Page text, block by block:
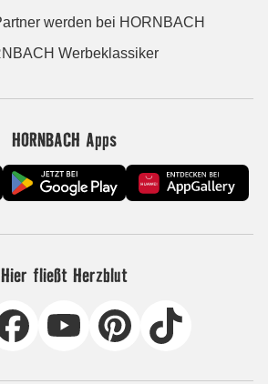
werden bei HORNBACH
Werbeklassiker
HORNBACH Apps
Hier fließt Herzblut